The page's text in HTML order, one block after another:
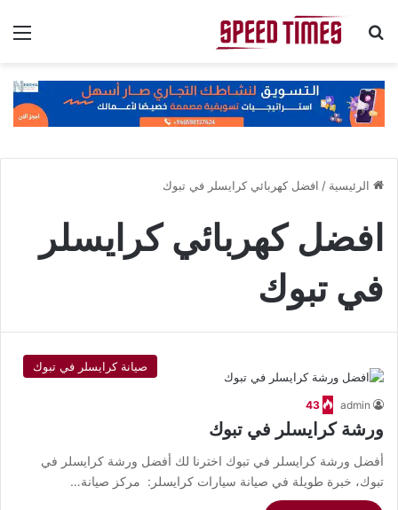
بحث عن
الرئيسية / افضل كهربائي كرايسلر في تبوك
افضل كهربائي كرايسلر
في تبوك
صيانة كرايسلر في تبوك
admin
43
ورشة كرايسلر في تبوك
أفضل ورشة كرايسلر في تبوك اخترنا لك أفضل ورشة كرايسلر في
تبوك، خبرة طويلة في صيانة سيارات كرايسلر: مركز صيانة…